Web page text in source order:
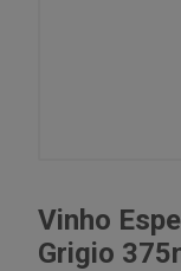
Vinho
Grigio